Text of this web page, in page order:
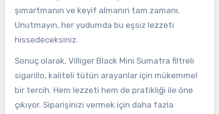
şımartmanın ve keyif almanın tam zamanı.
Unutmayın, her yudumda bu eşsiz lezzeti
hissedeceksiniz.
Sonuç olarak, Villiger Black Mini Sumatra filtreli
sigarillo, kaliteli tütün arayanlar için mükemmel
bir tercih. Hem lezzeti hem de pratikliği ile öne
çıkıyor. Siparişinizi vermek için daha fazla